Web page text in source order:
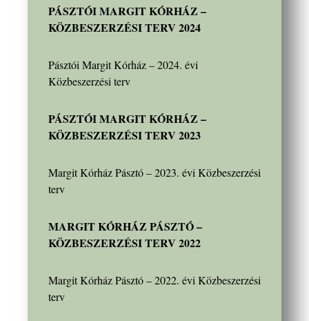
PÁSZTÓI MARGIT KÓRHÁZ –
KÖZBESZERZÉSI TERV 2024
Pásztói Margit Kórház – 2024. évi
Közbeszerzési terv
PÁSZTÓI MARGIT KÓRHÁZ –
KÖZBESZERZÉSI TERV 2023
Margit Kórház Pásztó – 2023. évi Közbeszerzési
terv
MARGIT KÓRHÁZ PÁSZTÓ –
KÖZBESZERZÉSI TERV 2022
Margit Kórház Pásztó – 2022. évi Közbeszerzési
terv